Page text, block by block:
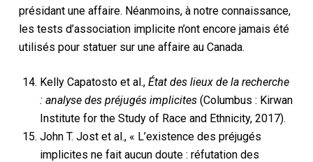
présidant une affaire. Néanmoins, à notre connaissance,
les tests d’association implicite n’ont encore jamais été
utilisés pour statuer sur une affaire au Canada.
Kelly Capatosto et al., État des lieux de la recherche
: analyse des préjugés implicites(Columbus : Kirwan
Institute for the Study of Race and Ethnicity, 2017).
John T. Jost et al., « L’existence des préjugés
implicites ne fait aucun doute : réfutation des